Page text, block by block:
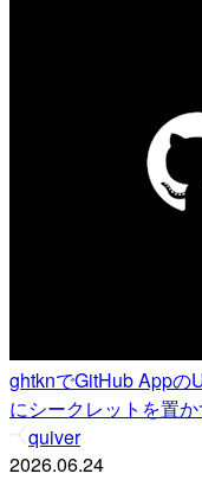
ghtknでGitHub Appの
にシークレットを置
quiver
2026.06.24